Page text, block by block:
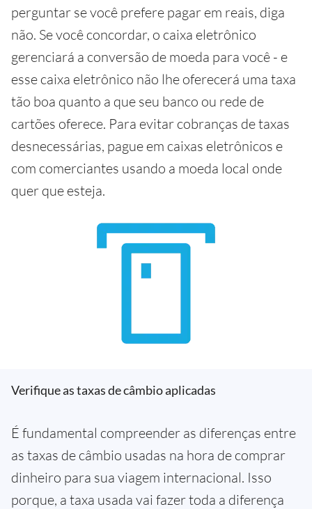
perguntar se você prefere pagar em reais, diga
não. Se você concordar, o caixa eletrônico
gerenciará a conversão de moeda para você - e
esse caixa eletrônico não lhe oferecerá uma taxa
tão boa quanto a que seu banco ou rede de
cartões oferece. Para evitar cobranças de taxas
desnecessárias, pague em caixas eletrônicos e
com comerciantes usando a moeda local onde
quer que esteja.
Verifique as taxas de câmbio aplicadas
É fundamental compreender as diferenças entre
as taxas de câmbio usadas na hora de comprar
dinheiro para sua viagem internacional. Isso
porque, a taxa usada vai fazer toda a diferença